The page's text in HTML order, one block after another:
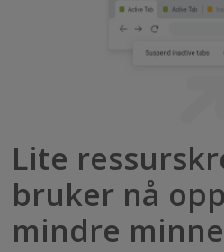
Lite
bruker nå
mindre minne